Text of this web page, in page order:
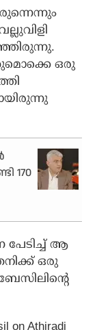
ഒരു
170
ആ
ഒരു
on Athiradi